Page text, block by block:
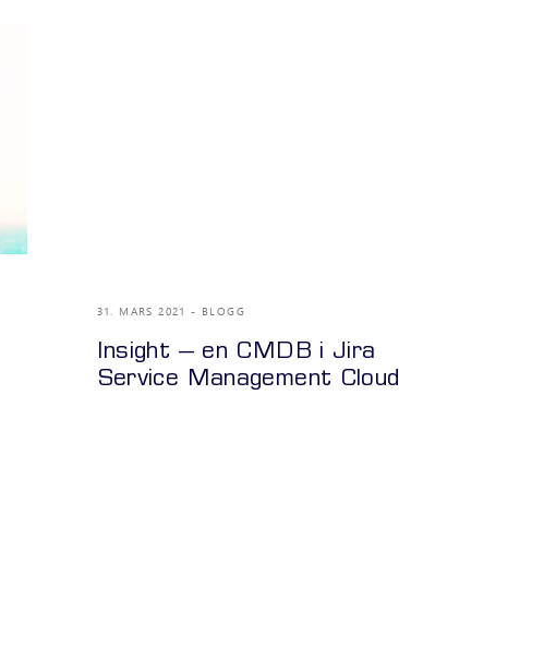
31. MARS 2021 BLOGG
Insight – en CMDB i Jira
Service Management Cloud